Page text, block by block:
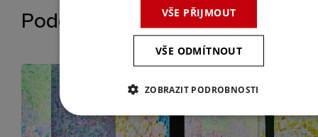
Podobné reference
VŠE PŘIJMOUT
VŠE ODMÍTNOUT
ZOBRAZIT PODROBNOSTI